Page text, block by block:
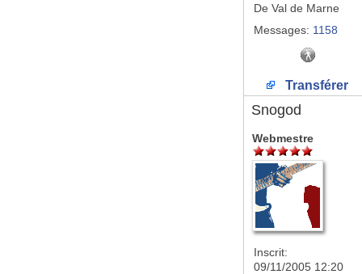
De Val de Marne
Messages: 1158
Transférer
Snogod
Webmestre
Inscrit:
09/11/2005 12:20